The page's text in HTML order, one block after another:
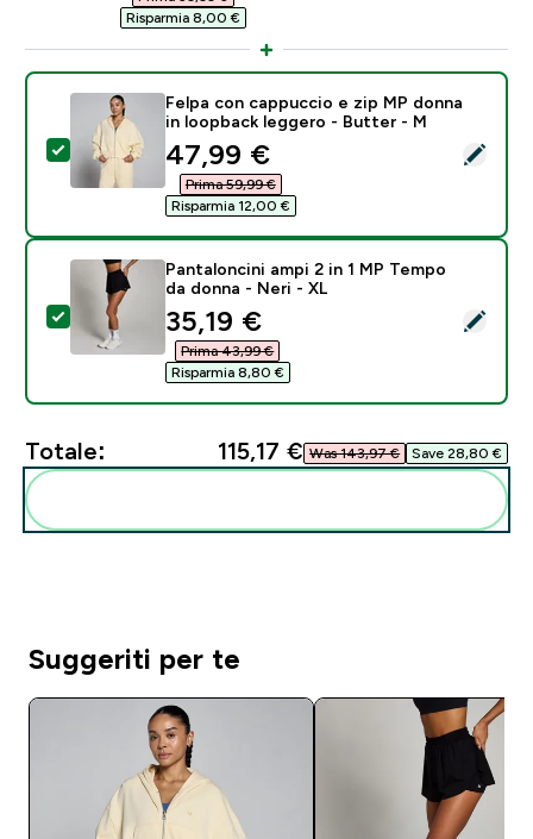
Risparmia 8,00 €‎
Seleziona questo prodotto - Felpa con cappuccio e
Felpa con cappuccio e zip MP donna
in loopback leggero - Butter - M
discounted price
47,99 €‎
Prima 59,99 €‎
Risparmia 12,00 €‎
Seleziona questo prodotto - Pantaloncini ampi 2 in 1
Pantaloncini ampi 2 in 1 MP Tempo
da donna - Neri - XL
discounted price
35,19 €‎
Prima 43,99 €‎
Risparmia 8,80 €‎
Totale: 115,17 €‎ Was 143,97 €‎ Save 28,80 €‎
Suggeriti per te